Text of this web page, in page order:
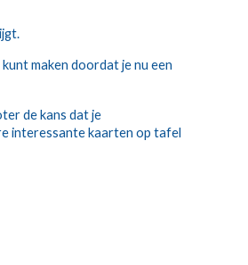
maken doordat je nu een
de kans dat je
interessante kaarten op tafel